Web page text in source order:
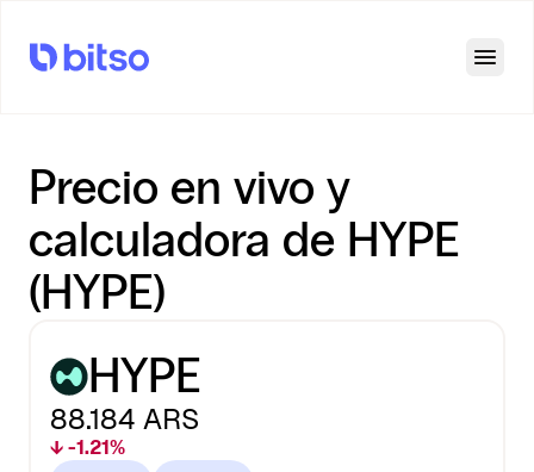
Precio en vivo y
calculadora de HYPE
(HYPE)
HYPE
88.184 ARS
↓ -1.21%